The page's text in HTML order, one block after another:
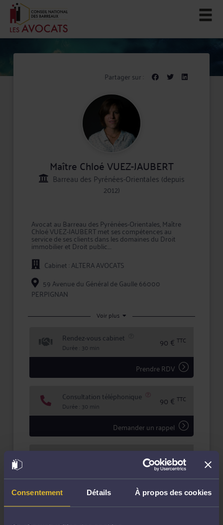
Consentement Détails À propos des cookies
Partager sur :
Maître Chloé VUEZ-JAUBERT
Barreau des Pyrénées-Orientales (depuis
2012)
Avocat au Barreau des Pyrénées-Orientales, Maître
Chloé VUEZ-JAUBERT met ses compétences au
service de ses clients dans les domaines du Droit
immobilier et Droit public.
Le champ d'exercice de Maître VUEZ-JAUBERT
s'étend des prestations de conseil, comme les
consultations juridiques, aux mandats de
représentation lors d'une procédure, en passant par
la prise en charge des démarches et formalités
afférentes à chaque dossier.
En prenant conseil ou en confiant la défense de vos
intérêts à Me VUEZ-JAUBERT, vous bénéficiez d'une
totale confidentialité dans le traitement de votre
dossier.
Cabinet : ALTERA AVOCATS
59 Avenue du Général de Gaulle 66000
PERPIGNAN
Voir plus
Rendez-vous cabinet
Durée : 30 min 90 € TTC
Prendre RDV
Consultation téléphonique
Durée : 30 min 90 € TTC
Demander un rappel
Question simple
Réponse concise à votre question (moins 40 €
TTC
Poser une question